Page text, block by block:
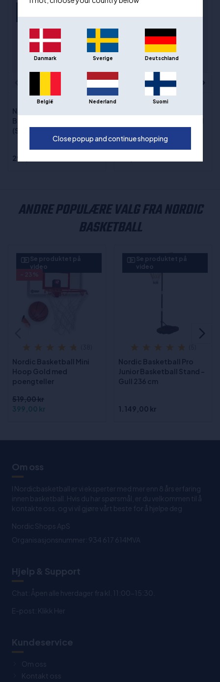
video
(20)
Nordic Basketball Skum
Basketball størrelse. L
(Silent Basketball)
298,00 kr
ANDRE POPULÆRE VALG FRA NORDIC
BASKETBALL
Se produktet på
video
Nordic Basketball Mini
Hoop Gold med
poengteller
519,00 kr
399,00 kr
Se produktet på
video
Nordic Basketball Pro
Junior Basketball Stand -
Gull 236 cm
1.149,00 kr
Om oss
I Nordicbasketball er vi eksperter med mer enn 8 års erfaring
innen basketball. Hvis du har spørsmål, er du velkommen til å
kontakte oss, og vi vil gjøre vårt beste for å hjelpe deg
Nordic Shops ApS
Organisasjonsnummer: 934 617 614MVA
Hjelp & Support
Chat: Åpen alle hverdager fra kl. 11:00-15:30.
E-post: Klikk Her
Kundeservice
Om oss
Kontakt oss
Danmark Sverige Deutschland
België Nederland Suomi
Close popup and continue shopping